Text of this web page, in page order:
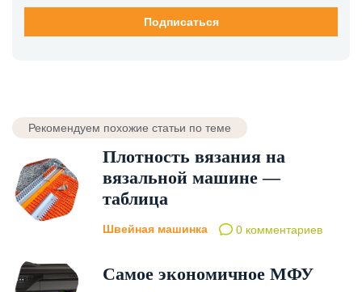
Рекомендуем похожие статьи по теме
Плотность вязания на
вязальной машине —
таблица
Швейная машинка 0 комментариев
Самое экономичное МФУ